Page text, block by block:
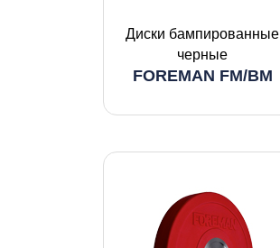
Диски бампированные
черные
FOREMAN FM/BM